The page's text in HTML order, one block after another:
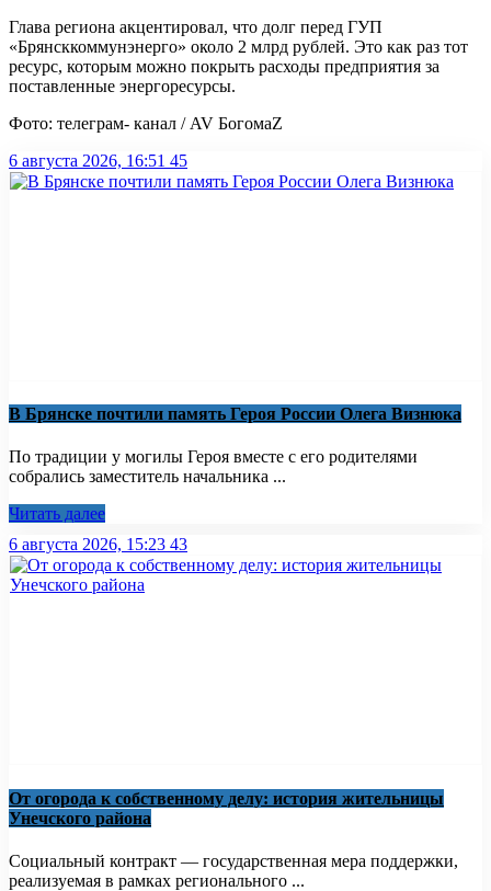
Глава региона акцентировал, что долг перед ГУП
«Брянсккоммунэнерго» около 2 млрд рублей. Это как раз тот
ресурс, которым можно покрыть расходы предприятия за
поставленные энергоресурсы.
Фото: телеграм- канал / AV БогомаZ
6 августа 2026, 16:51 45
В Брянске почтили память Героя России Олега Визнюка
По традиции у могилы Героя вместе с его родителями
собрались заместитель начальника ...
Читать далее
6 августа 2026, 15:23 43
От огорода к собственному делу: история жительницы
Унечского района
Социальный контракт — государственная мера поддержки,
реализуемая в рамках регионального ...